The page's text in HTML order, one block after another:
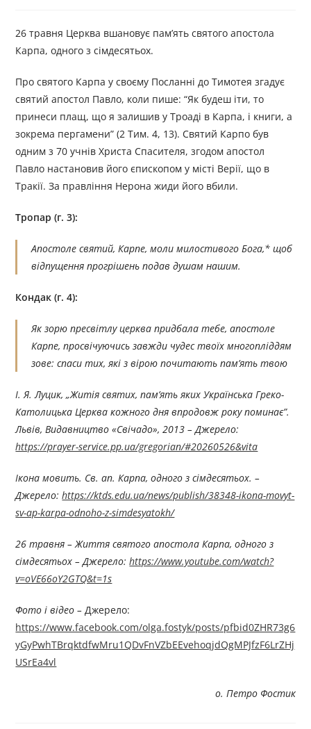
26 травня Церква вшановує пам’ять святого апостола
Карпа, одного з сімдесятьох.
Про святого Карпа у своєму Посланні до Тимотея згадує
святий апостол Павло, коли пише: “Як будеш іти, то
принеси плащ, що я залишив у Троаді в Карпа, і книги, а
зокрема пергамени” (2 Тим. 4, 13). Святий Карпо був
одним з 70 учнів Христа Спасителя, згодом апостол
Павло настановив його єпископом у місті Верії, що в
Тракії. За правління Нерона жиди його вбили.
Тропар (г. 3):
Апостоле святий, Карпе, моли милостивого Бога,* щоб
відпущення прогрішень подав душам нашим.
Кондак (г. 4):
Як зорю пресвітлу церква придбала тебе, апостоле
Карпе, просвічуючись завжди чудес твоїх многопліддям
зове: спаси тих, які з вірою почитають пам’ять твою
І. Я. Луцик, „Житія святих, пам’ять яких Українська Греко-
Католицька Церква кожного дня впродовж року поминає”.
Львів, Видавництво «Свічадо», 2013 – Джерелo:
https://prayer-service.pp.ua/gregorian/#20260526&vita
Ікона мовить. Св. ап. Карпа, одного з сімдесятьох. –
Джерелo:https://ktds.edu.ua/news/publish/38348-ikona-movyt-
sv-ap-karpa-odnoho-z-simdesyatokh/
26 травня – Життя святого апостола Карпа, одного з
сімдесятьох – Джерелo:https://www.youtube.com/watch?
v=oVE66oY2GTQ&t=1s
Фото і відео – Джерелo:
https://www.facebook.com/olga.fostyk/posts/pfbid0ZHR73g6
yGyPwhTBrqktdfwMru1QDvFnVZbEEvehoqjdQgMPJfzF6LrZHj
USrEa4vl
о. Петро Фостик